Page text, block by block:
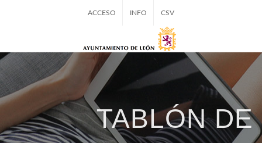
ACCESO INFO CSV
TABLÓN DE